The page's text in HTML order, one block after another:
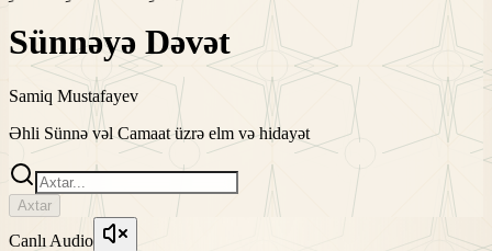
Sünnəyə Dəvət
Samiq Mustafayev
Əhli Sünnə vəl Camaat üzrə elm və hidayət
Axtar
Canlı Audio